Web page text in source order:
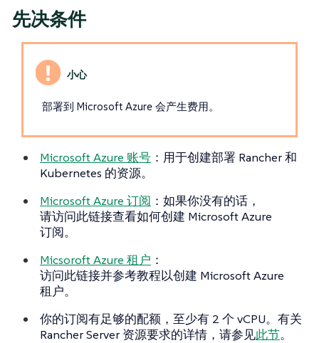
先决条件
部署到 Microsoft Azure 会产生费用。
Microsoft Azure 账号 ：用于创建部署 Rancher 和
Kubernetes 的资源。
Microsoft Azure 订阅 ：如果你没有的话，
请访问此链接查看如何创建 Microsoft Azure
订阅。
Micsoroft Azure 租户 ：
访问此链接并参考教程以创建 Microsoft Azure
租户。
你的订阅有足够的配额，至少有 2 个 vCPU。有关
Rancher Server 资源要求的详情，请参见此节。